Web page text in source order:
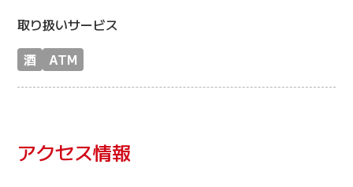
取り扱いサービス
酒
ATM
アクセス情報